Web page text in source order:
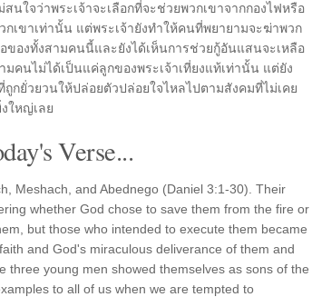
นใจว่าพระเจ้าจะเลือกที่จะช่วยพวกเขาจากกองไฟหรือ
กเขาเท่านั้น แต่พระเจ้ายังทำให้คนที่พยายามจะฆ่าพวก
ของทั้งสามคนนี้และยังได้เห็นการช่วยกู้อันแสนจะเหลือ
มคนไม่ได้เป็นแค่ลูกของพระเจ้าเที่ยงแท้เท่านั้น แต่ยัง
ถูกยั่วยวนให้ปล่อยตัวปล่อยใจไหลไปตามสังคมที่ไม่เคย
ใหญ่เลย
Verse...
Meshach, and Abednego (Daniel 3:1-30). Their
whether God chose to save them from the fire or
but those who intended to execute them became
and God's miraculous deliverance of them and
three young men showed themselves as sons of the
to all of us when we are tempted to